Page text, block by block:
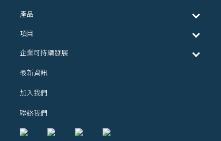
產品
項目
企業可持續發展
最新資訊
加入我們
聯絡我們